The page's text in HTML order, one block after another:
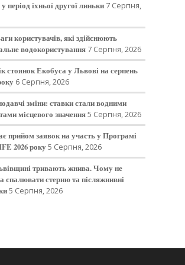
період їхньої другої линьки 7 Серпня,
користувачів, які здійснюють
водокористування 7 Серпня, 2026
стоянок Екобуса у Львові на серпень
6 Серпня, 2026
зміни: ставки стали водними
місцевого значення5 Серпня, 2026
прийом заявок на участь у Програмі
2026 року5 Серпня, 2026
тривають жнива. Чому не
спалювати стерню та післяжнивні
5 Серпня, 2026